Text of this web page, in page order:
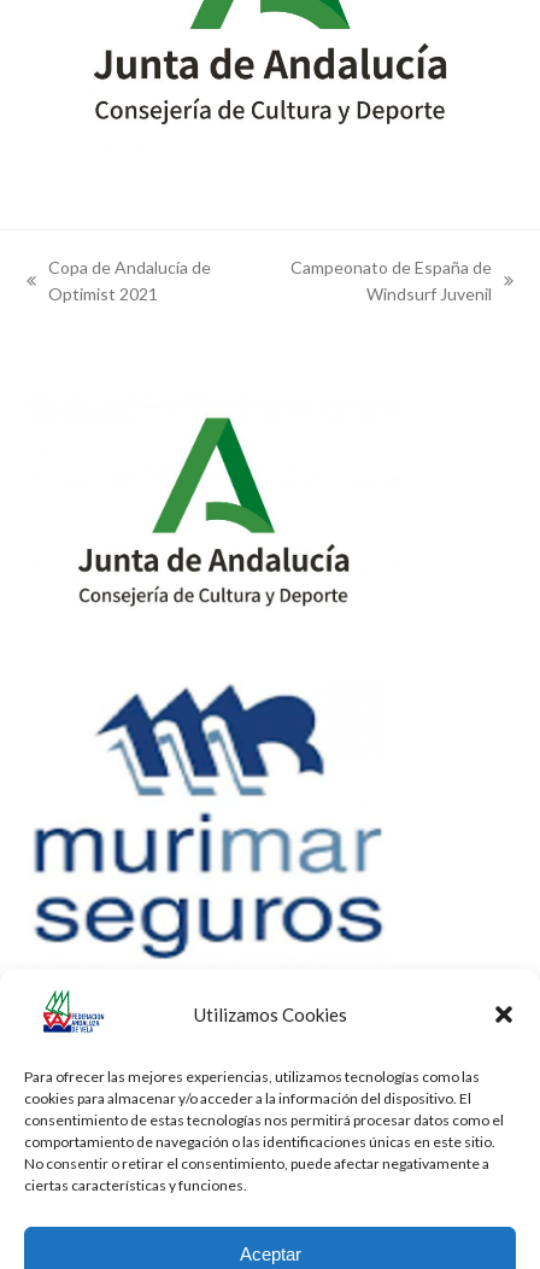
Utilizamos Cookies
Para ofrecer las mejores experiencias, utilizamos tecnologías como las
cookies para almacenar y/o acceder a la información del dispositivo. El
consentimiento de estas tecnologías nos permitirá procesar datos como el
comportamiento de navegación o las identificaciones únicas en este sitio.
No consentir o retirar el consentimiento, puede afectar negativamente a
ciertas características y funciones.
Aceptar
previous
Copa de Andalucía de
Optimist 2021
Campeonato de España de
Windsurf Juvenil